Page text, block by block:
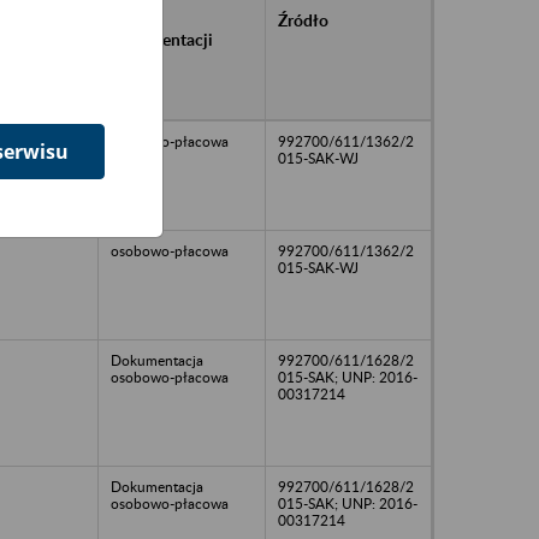
dokumentacji
Źródło
osobowo-płacowa
992700/611/1362/2
015-SAK-WJ
osobowo-płacowa
992700/611/1362/2
015-SAK-WJ
Dokumentacja
osobowo-płacowa
992700/611/1628/2
015-SAK; UNP: 2016-
00317214
Dokumentacja
osobowo-płacowa
992700/611/1628/2
015-SAK; UNP: 2016-
00317214